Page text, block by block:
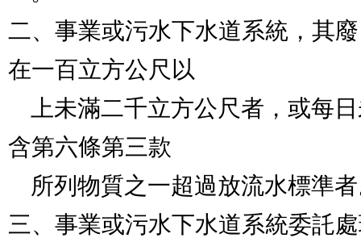
二、事業或污水下水道系統，其
在一百立方公尺以
含第六條第三款
三、事業或污水下水道系統委託